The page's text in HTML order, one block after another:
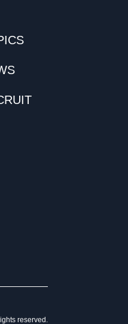
reserved.